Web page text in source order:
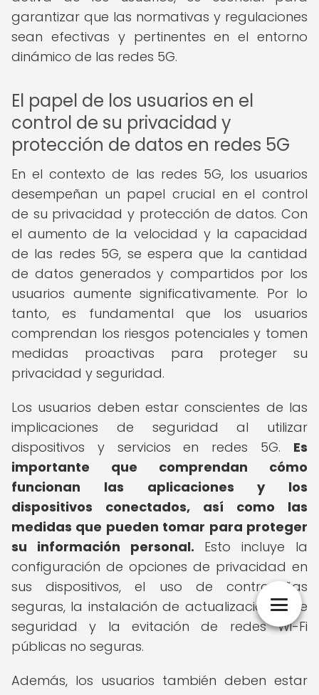
garantizar que las normativas y regulaciones
sean efectivas y pertinentes en el entorno
dinámico de las redes 5G.
El papel de los usuarios en el
control de su privacidad y
protección de datos en redes 5G
En el contexto de las redes 5G, los usuarios
desempeñan un papel crucial en el control
de su privacidad y protección de datos. Con
el aumento de la velocidad y la capacidad
de las redes 5G, se espera que la cantidad
de datos generados y compartidos por los
usuarios aumente significativamente. Por lo
tanto, es fundamental que los usuarios
comprendan los riesgos potenciales y tomen
medidas proactivas para proteger su
privacidad y seguridad.
Los usuarios deben estar conscientes de las
implicaciones de seguridad al utilizar
dispositivos y servicios en redes 5G. Es
importante que comprendan cómo
funcionan las aplicaciones y los
dispositivos conectados, así como las
medidas que pueden tomar para proteger
su información personal. Esto incluye la
configuración de opciones de privacidad en
sus dispositivos, el uso de contraseñas
seguras, la instalación de actualizaciones de
seguridad y la evitación de redes Wi-Fi
públicas no seguras.
Además, los usuarios también deben estar